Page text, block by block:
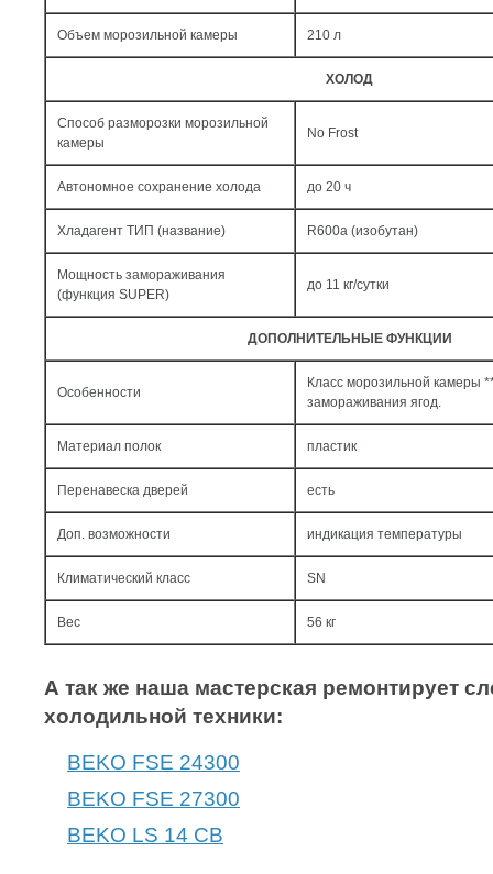
Объем морозильной камеры 210 л
ХОЛОД
Способ разморозки морозильной
камеры
No Frost
Автономное сохранение холода до 20 ч
Хладагент ТИП (название) R600a (изобутан)
Мощность замораживания
(функция SUPER)
до 11 кг/cутки
ДОПОЛНИТЕЛЬНЫЕ ФУНКЦИИ
Особенности
Класс морозильной камеры
замораживания ягод.
Материал полок пластик
Перенавеска дверей есть
Доп. возможности индикация температуры
Климатический класс SN
Вес 56 кг
А так же наша мастерская ремонтирует
холодильной техники:
BEKO FSE 24300
BEKO FSE 27300
BEKO LS 14 CB